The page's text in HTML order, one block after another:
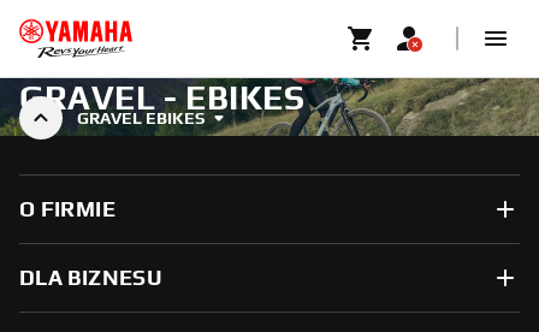
GRAVEL EBIKES
GRAVEL - EBIKES
O FIRMIE
DLA BIZNESU